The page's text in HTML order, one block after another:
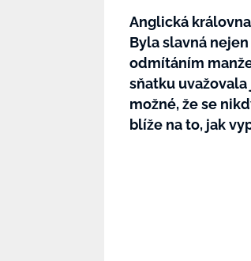
Anglická
Byla slavná
odmítáním
sňatku
možné, že se
blíže na to, jak